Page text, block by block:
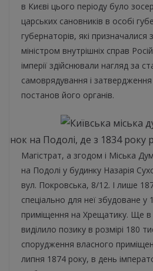
в Києві цього періоду було
царських сановників в особі
губернаторів, які призначалися
міністром внутрішніх справ
імперії здійснювали нагляд за
самоврядування і
постанов його органів.
на Подолі, де з 1834 року
Магістрат, а згодом і Міська
на Подолі у будинку Назарія
вул. Покровська, 8/12. І лише
спеціально для неї збудоване у
приміщення на Хрещатику. Ще в
виділило позику в розмірі 180
спорудження власного
липня 1874 року, в день